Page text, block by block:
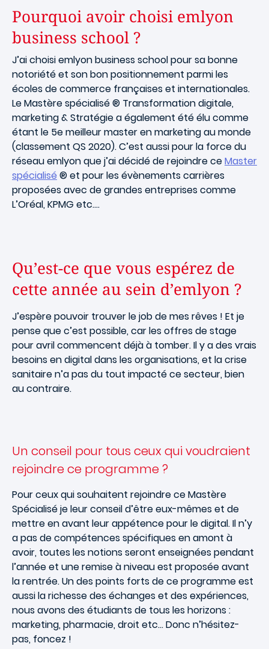
Pourquoi avoir choisi emlyon
business school ?
J’ai choisi emlyon business school pour sa bonne
notoriété et son bon positionnement parmi les
écoles de commerce françaises et internationales.
Le Mastère spécialisé ® Transformation digitale,
marketing & Stratégie a également été élu comme
étant le 5e meilleur master en marketing au monde
(classement QS 2020). C’est aussi pour la force du
réseau emlyon que j’ai décidé de rejoindre ceMaster
spécialisé® et pour les évènements carrières
proposées avec de grandes entreprises comme
L’Oréal, KPMG etc….
Qu’est-ce que vous espérez de
cette année au sein d’emlyon ?
J’espère pouvoir trouver le job de mes rêves ! Et je
pense que c’est possible, car les offres de stage
pour avril commencent déjà à tomber. Il y a des vrais
besoins en digital dans les organisations, et la crise
sanitaire n’a pas du tout impacté ce secteur, bien
au contraire.
Un conseil pour tous ceux qui voudraient
rejoindre ce programme ?
Pour ceux qui souhaitent rejoindre ce Mastère
Spécialisé je leur conseil d’être eux-mêmes et de
mettre en avant leur appétence pour le digital. Il n’y
a pas de compétences spécifiques en amont à
avoir, toutes les notions seront enseignées pendant
l’année et une remise à niveau est proposée avant
la rentrée. Un des points forts de ce programme est
aussi la richesse des échanges et des expériences,
nous avons des étudiants de tous les horizons :
marketing, pharmacie, droit etc… Donc n’hésitez-
pas, foncez !